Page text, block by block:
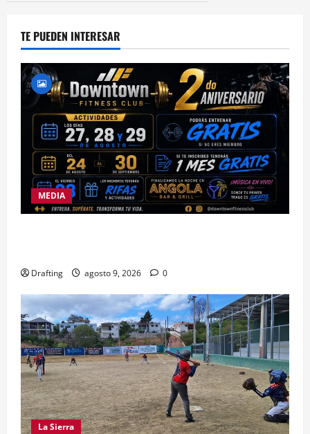
TE PUEDEN INTERESAR
MEDIA
Drafting agosto 9, 2026 0
La Sierra